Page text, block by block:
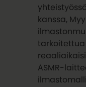
kanssa,
ASMR-